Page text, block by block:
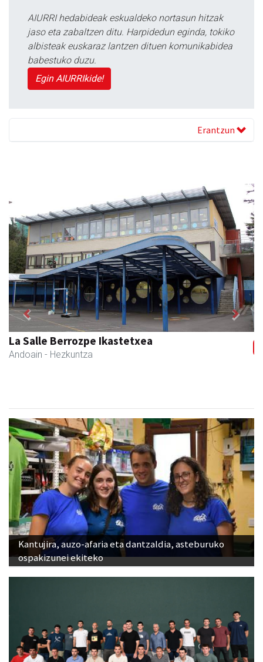
AIURRI hedabideak eskualdeko nortasun hitzak
jaso eta zabaltzen ditu. Harpidedun eginda, tokiko
albisteak euskaraz lantzen dituen komunikabidea
babestuko duzu.
Egin AIURRIkide!
Erantzun
La Salle Berrozpe Ikastetxea
Andoain - Hezkuntza
Previous Next
Kantujira, auzo-afaria eta dantzaldia, asteburuko
ospakizunei ekiteko